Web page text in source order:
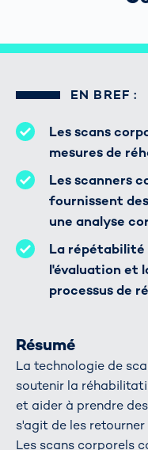
EN BREF :
Les scans
mesures de
Les scanners
fournissent
une analyse
La répétabilité
l'évaluation et
processus de
Résumé
La technologie de
soutenir la
et aider à prendre
s'agit de les
Les scans corporels